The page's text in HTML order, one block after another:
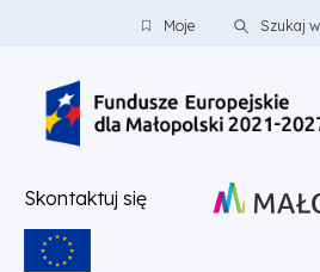
PRZEJDŹ DO TREŚCI
PRZEJDŹ DO MENUMoje Szukaj
Skontaktuj się